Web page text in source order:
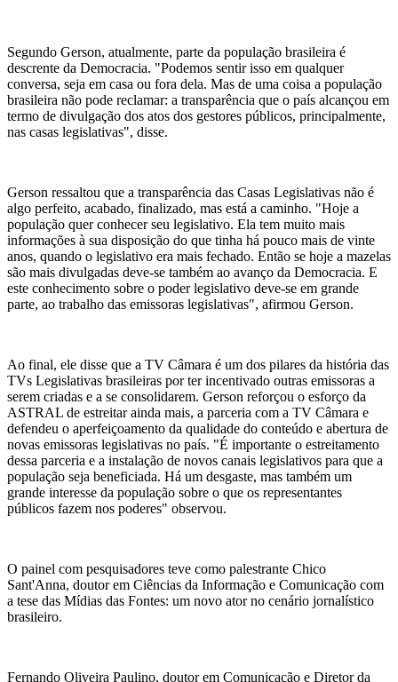
Segundo Gerson, atualmente, parte da população brasileira é
descrente da Democracia. "Podemos sentir isso em qualquer
conversa, seja em casa ou fora dela. Mas de uma coisa a população
brasileira não pode reclamar: a transparência que o país alcançou em
termo de divulgação dos atos dos gestores públicos, principalmente,
nas casas legislativas", disse.
Gerson ressaltou que a transparência das Casas Legislativas não é
algo perfeito, acabado, finalizado, mas está a caminho. "Hoje a
população quer conhecer seu legislativo. Ela tem muito mais
informações à sua disposição do que tinha há pouco mais de vinte
anos, quando o legislativo era mais fechado. Então se hoje a mazelas
são mais divulgadas deve-se também ao avanço da Democracia. E
este conhecimento sobre o poder legislativo deve-se em grande
parte, ao trabalho das emissoras legislativas", afirmou Gerson.
Ao final, ele disse que a TV Câmara é um dos pilares da história das
TVs Legislativas brasileiras por ter incentivado outras emissoras a
serem criadas e a se consolidarem. Gerson reforçou o esforço da
ASTRAL de estreitar ainda mais, a parceria com a TV Câmara e
defendeu o aperfeiçoamento da qualidade do conteúdo e abertura de
novas emissoras legislativas no país. "É importante o estreitamento
dessa parceria e a instalação de novos canais legislativos para que a
população seja beneficiada. Há um desgaste, mas também um
grande interesse da população sobre o que os representantes
públicos fazem nos poderes" observou.
O painel com pesquisadores teve como palestrante Chico
Sant'Anna, doutor em Ciências da Informação e Comunicação com
a tese das Mídias das Fontes: um novo ator no cenário jornalístico
brasileiro.
Fernando Oliveira Paulino, doutor em Comunicação e Diretor da